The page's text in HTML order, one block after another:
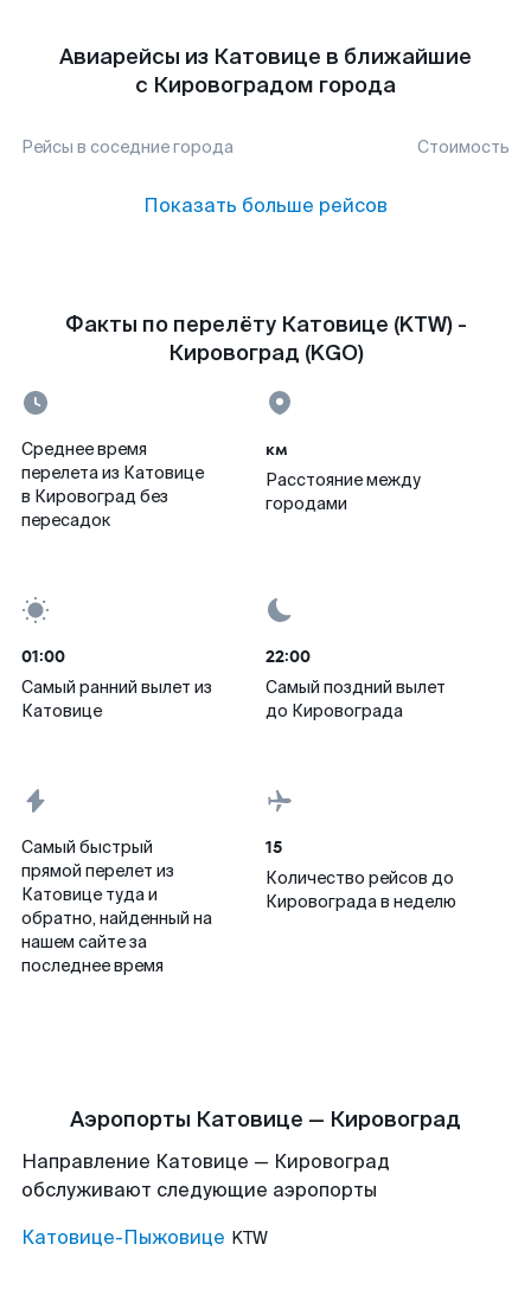
Авиарейсы из Катовице в ближайшие
с Кировоградом города
Рейсы в соседние города Стоимость
Показать больше рейсов
Факты по перелёту Катовице (KTW) -
Кировоград (KGO)
Среднее время
перелета из Катовице
в Кировоград без
пересадок
км
Расстояние между
городами
01:00
Самый ранний вылет из
Катовице
22:00
Самый поздний вылет
до Кировограда
Самый быстрый
прямой перелет из
Катовице туда и
обратно, найденный на
нашем сайте за
последнее время
15
Количество рейсов до
Кировограда в неделю
Аэропорты Катовице — Кировоград
Направление Катовице — Кировоград
обслуживают следующие аэропорты
Катовице-Пыжовице KTW